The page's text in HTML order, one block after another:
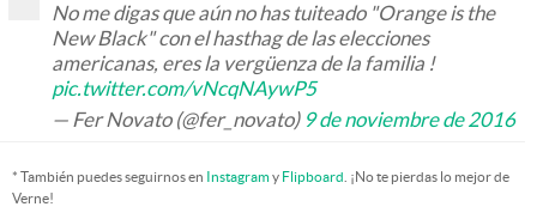
No me digas que aún no has tuiteado "Orange is the
New Black" con el hasthag de las elecciones
americanas, eres la vergüenza de la familia !
pic.twitter.com/vNcqNAywP5
— Fer Novato (@fer_novato) 9 de noviembre de 2016
* También puedes seguirnos en Instagramy Flipboard . ¡No te pierdas lo mejor de
Verne!